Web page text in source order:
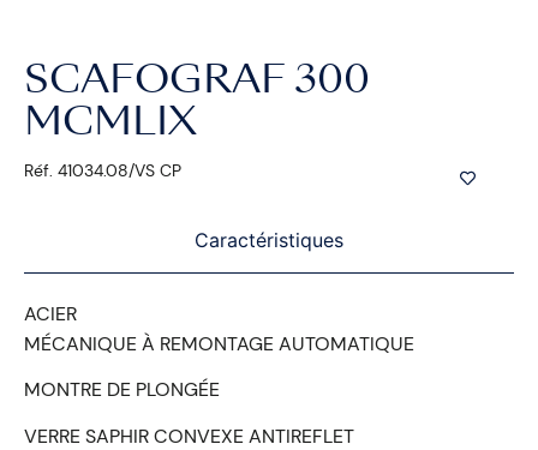
SCAFOGRAF 300
MCMLIX
Réf. 41034.08/VS CP
Caractéristiques
ACIER
MÉCANIQUE À REMONTAGE AUTOMATIQUE
MONTRE DE PLONGÉE
VERRE SAPHIR CONVEXE ANTIREFLET